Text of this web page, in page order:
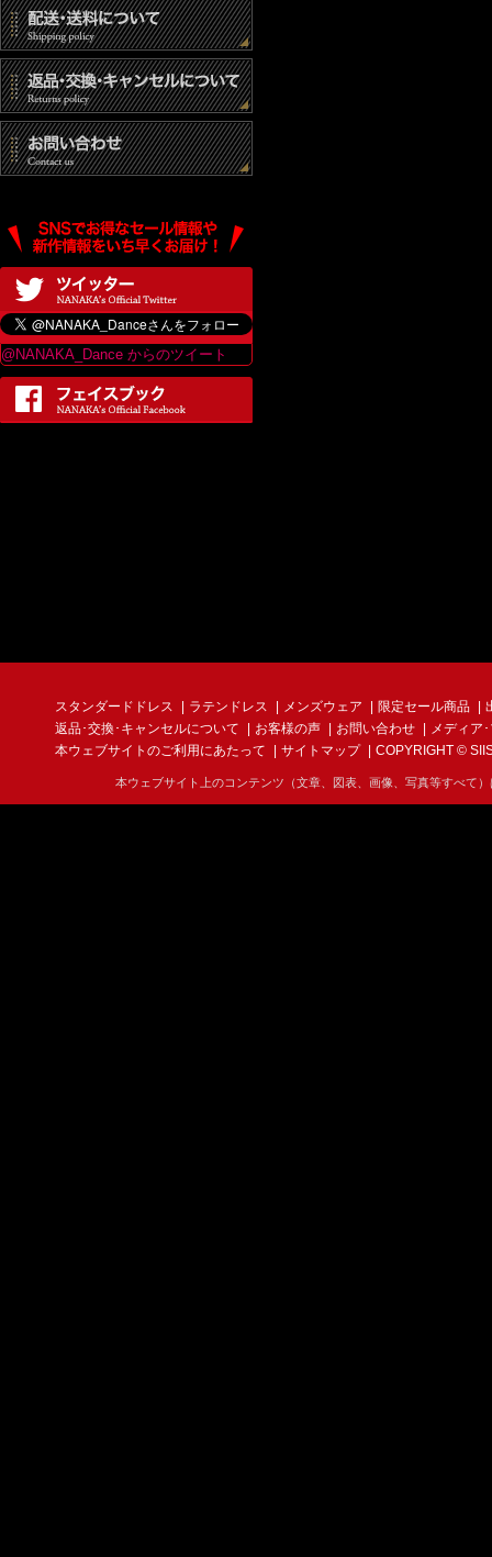
@NANAKA_Dance からのツイート
スタンダードドレス ラテンドレス メンズウェア 限定セール商品
返品･交換･キャンセルについて
お客様の声 お問い合わせ
メディア
本ウェブサイトのご利用にあたって
サイトマップ COPYRIGHT ©
本ウェブサイト上のコンテンツ（文章、図表、画像、写真等すべて